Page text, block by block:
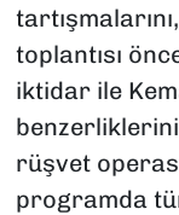
toplantısı
iktidar ile
rüşvet
programda